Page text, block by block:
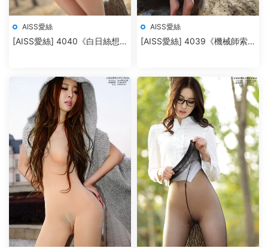
AISS愛絲
[AISS愛絲] 4040《白日絲想
AISS愛絲
[AISS愛絲] 4039《機械師索